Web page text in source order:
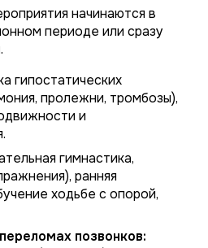
начинаются в
периоде или сразу
гипостатических
пролежни, тромбозы),
и
гимнастика,
ранняя
ходьбе с опорой,
позвонков: